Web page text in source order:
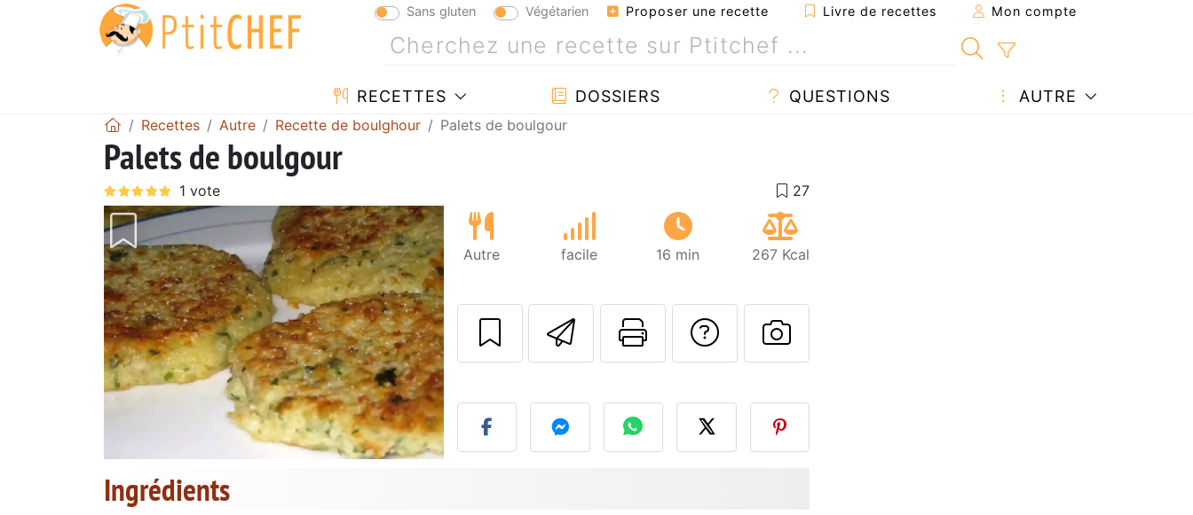
Sans gluten Végétarien Proposer une recette Livre de recettes Mon compte
RECETTES DOSSIERS QUESTIONS AUTRE
Recettes Autre Recette de boulghour Palets de boulgour
Palets de boulgour
Autre facile 16 min 267 Kcal
Envoyer cette recette à un ami
Imprimer cette page
Poser une question à l'auteur
Publier votre photo de cette
Ingrédients